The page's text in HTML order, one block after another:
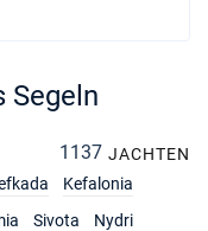
Segeln
1137 JACHTEN
Kefalonia
Sivota
Nydri